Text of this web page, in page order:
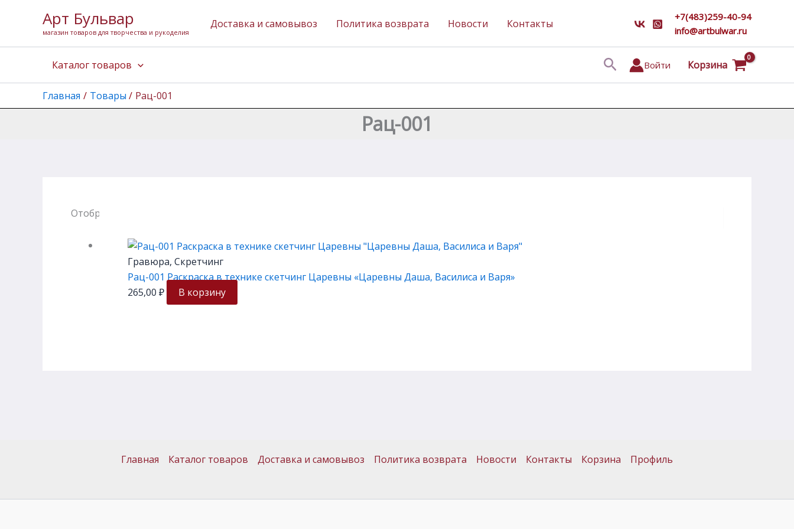
содержимому
Арт Бульвар
магазин товаров для творчества и рукоделия
Доставка и самовывоз Политика возврата Новости Контакты
+7(483)259-40-94
info@artbulwar.ru
Каталог товаров ПоискВойти Корзина
Главная Товары Рац-001
Рац-001
Отображение единственного товара
Гравюра, Скретчинг
Рац-001 Раскраска в технике скетчинг Царевны «Царевны Даша, Василиса и Варя»
265,00 ₽ В корзину
Главная Каталог товаров Доставка и самовывоз Политика возврата Новости Контакты Корзина Профиль